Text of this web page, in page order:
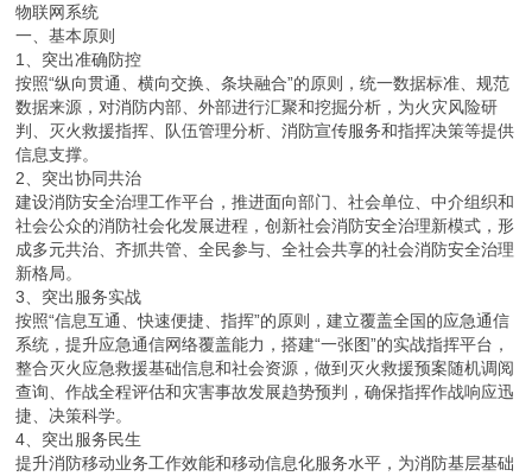
物联网系统
一、基本原则
1、突出准确防控
按照“纵向贯通、横向交换、条块融合”的原则，统一数据标准、规范
数据来源，对消防内部、外部进行汇聚和挖掘分析，为火灾风险研
判、灭火救援指挥、队伍管理分析、消防宣传服务和指挥决策等提供
信息支撑。
2、突出协同共治
建设消防安全治理工作平台，推进面向部门、社会单位、中介组织和
社会公众的消防社会化发展进程，创新社会消防安全治理新模式，形
成多元共治、齐抓共管、全民参与、全社会共享的社会消防安全治理
新格局。
3、突出服务实战
按照“信息互通、快速便捷、指挥”的原则，建立覆盖全国的应急通信
系统，提升应急通信网络覆盖能力，搭建“一张图”的实战指挥平台，
整合灭火应急救援基础信息和社会资源，做到灭火救援预案随机调阅
查询、作战全程评估和灾害事故发展趋势预判，确保指挥作战响应迅
捷、决策科学。
4、突出服务民生
提升消防移动业务工作效能和移动信息化服务水平，为消防基层基础